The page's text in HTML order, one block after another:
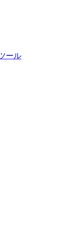
ール